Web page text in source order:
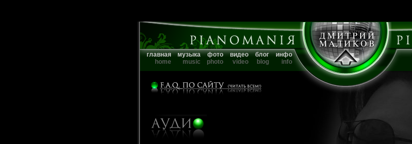
главная музыка фото видео блог
инфо
home
music photo video blog info